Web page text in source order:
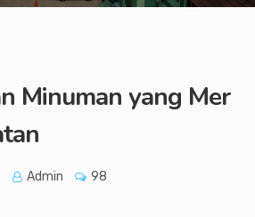
Minuman yang Mer
Admin 98